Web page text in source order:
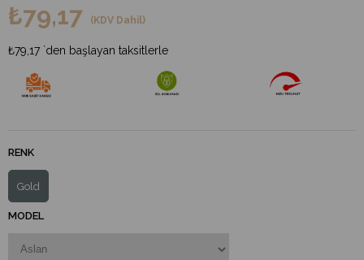
₺79,17 (KDV Dahil)
₺79,17 `den başlayan taksitlerle
RENK
Gold
MODEL